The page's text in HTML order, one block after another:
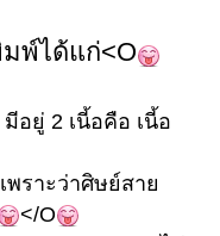
พ์ได้แก่<O
อยู่ 2 เนี้อคือ เนี้อ
พราะว่าศิษย์สาย
</O